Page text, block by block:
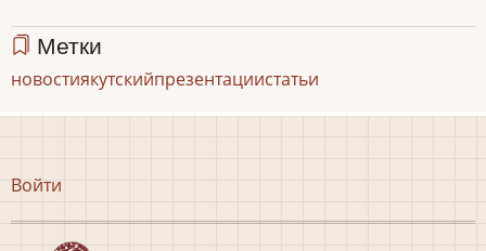
Метки
новостиякутскийпрезентациистатьи
Меню
записи
Войти